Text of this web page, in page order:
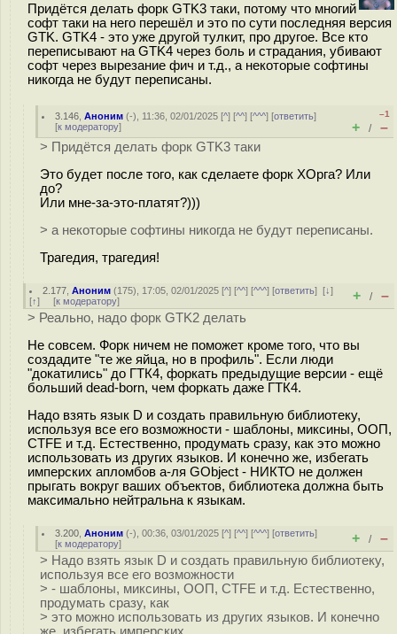
Придётся делать форк GTK3 таки, потому что многий
софт таки на него перешёл и это по сути последняя версия
GTK. GTK4 - это уже другой тулкит, про другое. Все кто
переписывают на GTK4 через боль и страдания, убивают
софт через вырезание фич и т.д., а некоторые софтины
никогда не будут переписаны.
3.146 ,Аноним (-), 11:36, 02/01/2025 [^] [^^] [^^^] [ответить]
[к модератору]
–1
+ / –
> Придётся делать форк GTK3 таки
Это будет после того, как сделаете форк ХОрга? Или
до?
Или мне-за-это-платят?)))
> а некоторые софтины никогда не будут переписаны.
Трагедия, трагедия!
2.177 ,Аноним (175), 17:05, 02/01/2025 [^] [^^] [^^^] [ответить][↓]
[↑] [к модератору] + / –
> Реально, надо форк GTK2 делать
Не совсем. Форк ничем не поможет кроме того, что вы
создадите "те же яйца, но в профиль". Если люди
"докатились" до ГТК4, форкать предыдущие версии - ещё
больший dead-born, чем форкать даже ГТК4.
Надо взять язык D и создать правильную библиотеку,
используя все его возможности - шаблоны, миксины, ООП,
CTFE и т.д. Естественно, продумать сразу, как это можно
использовать из других языков. И конечно же, избегать
имперских апломбов а-ля GObject - НИКТО не должен
прыгать вокруг ваших объектов, библиотека должна быть
максимально нейтральна к языкам.
3.200 ,Аноним (-), 00:36, 03/01/2025 [^] [^^] [^^^] [ответить]
[к модератору] + / –
> Надо взять язык D и создать правильную библиотеку,
используя все его возможности
> - шаблоны, миксины, ООП, CTFE и т.д. Естественно,
продумать сразу, как
> это можно использовать из других языков. И конечно